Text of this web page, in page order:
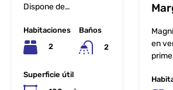
Dispone de…
Habitaciones
2
Baños
2
Superficie útil
en